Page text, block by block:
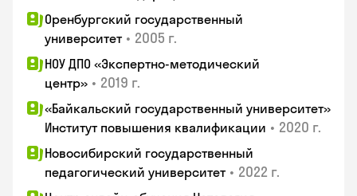
Оренбургский государственный
университет • 2005 г.
НОУ ДПО «Экспертно-методический
центр» • 2019 г.
«Байкальский государственный университет»
Институт повышения квалификации • 2020 г.
Новосибирский государственный
педагогический университет • 2022 г.